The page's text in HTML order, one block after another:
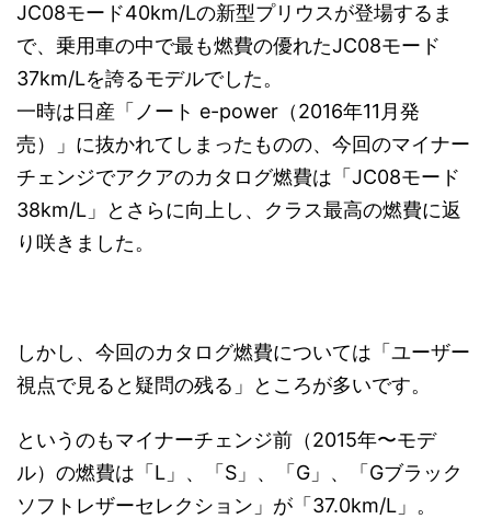
JC08モード40km/Lの新型プリウスが登場するま
で、乗用車の中で最も燃費の優れたJC08モード
37km/Lを誇るモデルでした。
一時は日産「ノート e-power（2016年11月発
売）」に抜かれてしまったものの、今回のマイナー
チェンジでアクアのカタログ燃費は「JC08モード
38km/L」とさらに向上し、クラス最高の燃費に返
り咲きました。
しかし、今回のカタログ燃費については「ユーザー
視点で見ると疑問の残る」ところが多いです。
というのもマイナーチェンジ前（2015年〜モデ
ル）の燃費は「L」、「S」、「G」、「Gブラック
ソフトレザーセレクション」が「37.0km/L」。